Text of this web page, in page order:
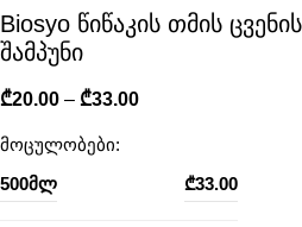
Biosyo წიწაკის თმის
შამპუნი
₾20.00 – ₾33.00
მოცულობები:
500მლ
₾33.00